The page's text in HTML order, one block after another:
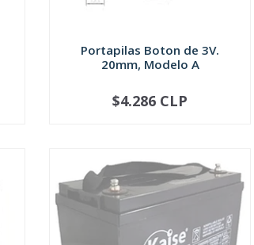
Portapilas Boton de 3V.
20mm, Modelo A
SOLD OUT
$4.286 CLP